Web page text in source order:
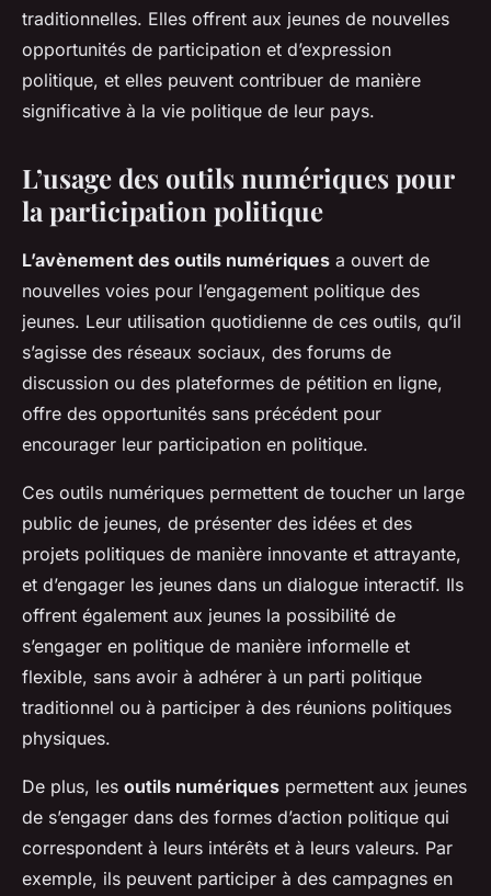
traditionnelles. Elles offrent aux jeunes de nouvelles
opportunités de participation et d’expression
politique, et elles peuvent contribuer de manière
significative à la vie politique de leur pays.
L’usage des outils numériques pour
la participation politique
L’avènement des outils numériques a ouvert de
nouvelles voies pour l’engagement politique des
jeunes. Leur utilisation quotidienne de ces outils, qu’il
s’agisse des réseaux sociaux, des forums de
discussion ou des plateformes de pétition en ligne,
offre des opportunités sans précédent pour
encourager leur participation en politique.
Ces outils numériques permettent de toucher un large
public de jeunes, de présenter des idées et des
projets politiques de manière innovante et attrayante,
et d’engager les jeunes dans un dialogue interactif. Ils
offrent également aux jeunes la possibilité de
s’engager en politique de manière informelle et
flexible, sans avoir à adhérer à un parti politique
traditionnel ou à participer à des réunions politiques
physiques.
De plus, les outils numériques permettent aux jeunes
de s’engager dans des formes d’action politique qui
correspondent à leurs intérêts et à leurs valeurs. Par
exemple, ils peuvent participer à des campagnes en